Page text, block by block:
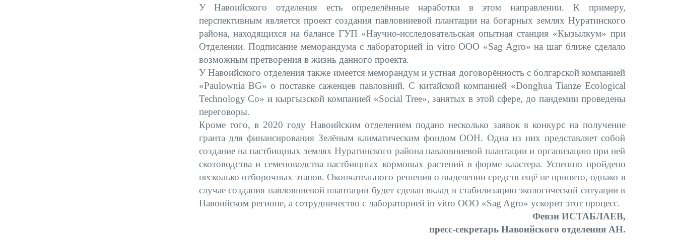
У Навоийского отделения есть определённые наработки в этом направлении. К примеру,
перспективным является проект создания павловниевой плантации на богарных землях Нуратинского
района,находящихся на балансе ГУП «Научно-исследовательская опытная станция «Кызылкум» при
Отделении. Подписание меморандума с лабораторией in vitro ООО «Sag Agro» на шаг ближе сделало
возможным претворения в жизнь данного проекта.
У Навоийского отделения также имеется меморандум и устная договорённость с болгарской компанией
«Paulownia BG» о поставке саженцев павловний. С китайской компанией «Donghua Tianze Ecological
Technology Co» и кыргызской компанией «Social Tree», занятых в этой сфере, до пандемии проведены
переговоры.
Кроме того, в 2020 году Навоийским отделением подано несколько заявок в конкурс на получение
гранта для финансирования Зелёным климатическим фондом ООН. Одна из них представляет собой
создание на пастбищных землях Нуратинского района павловниевой плантации и организацию при ней
скотоводства и семеноводства пастбищных кормовых растений в форме кластера. Успешно пройдено
несколько отборочных этапов. Окончательного решения о выделении средств ещё не принято, однако в
случае создания павловниевой плантации будет сделан вклад в стабилизацию экологической ситуации в
Навоийском регионе, а сотрудничество с лабораторией in vitro ООО «Sag Agro» ускорит этот процесс.
Февзи ИСТАБЛАЕВ,
пресс-секретарь Навоийского отделения АН.